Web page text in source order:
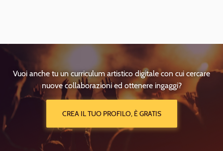
Vuoi anche tu un curriculum artistico digitale con cui cercare
nuove collaborazioni ed ottenere ingaggi?
CREA IL TUO PROFILO, È GRATIS